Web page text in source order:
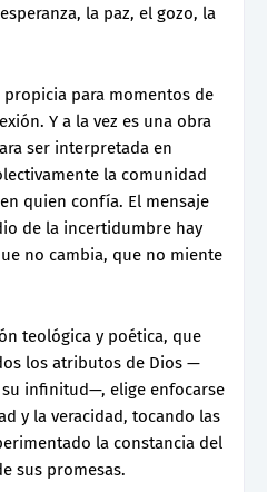
la paz, el gozo, la
propicia para momentos de
Y a la vez es una obra
ser interpretada en
la comunidad
quien confía. El mensaje
de la incertidumbre hay
no cambia, que no miente
teológica y poética, que
los atributos de Dios —
infinitud—, elige enfocarse
y la veracidad, tocando las
la constancia del
sus promesas.